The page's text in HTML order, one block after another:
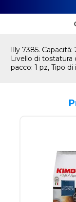
Illy 7385.
Livello di tostatura
pacco: 1 pz, Tipo